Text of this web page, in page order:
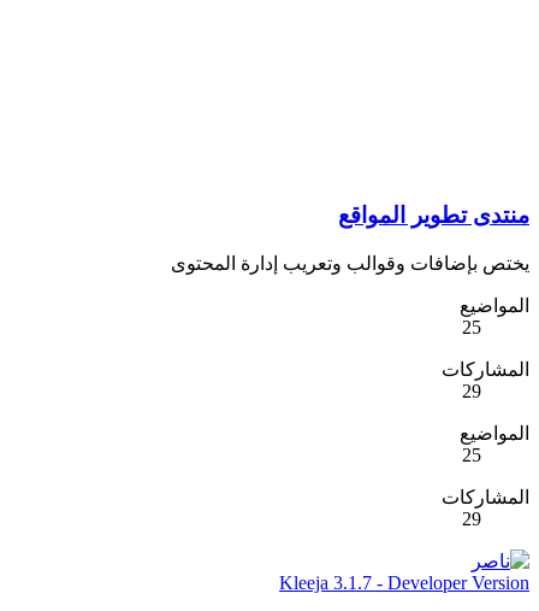
منتدى تطوير المواقع
يختص بإضافات وقوالب وتعريب إدارة المحتوى
المواضيع
25
المشاركات
29
المواضيع
25
المشاركات
29
Kleeja 3.1.7 - Developer Version